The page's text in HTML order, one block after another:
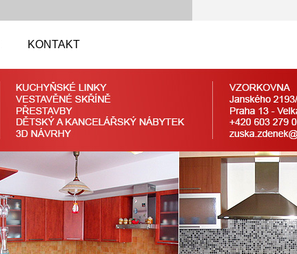
KONTAKT